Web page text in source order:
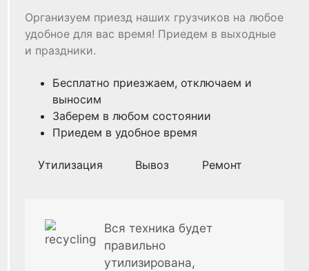
Организуем приезд наших грузчиков на любое
удобное для вас время! Приедем в выходные
и праздники.
Бесплатно приезжаем, отключаем и
выносим
Заберем в любом состоянии
Приедем в удобное время
Утилизация Вывоз Ремонт
Вся техника будет
правильно
утилизирована,